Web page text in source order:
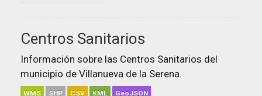
Centros Sanitarios
Información sobre las Centros Sanitarios del
municipio de Villanueva de la Serena.
WMS SHP CSV KML GeoJSON